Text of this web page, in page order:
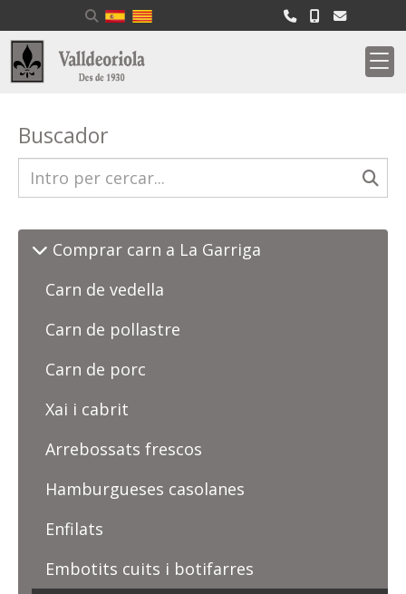
Buscador
Comprar carn a La Garriga
Carn de vedella
Carn de pollastre
Carn de porc
Xai i cabrit
Arrebossats frescos
Hamburgueses casolanes
Enfilats
Embotits cuits i botifarres